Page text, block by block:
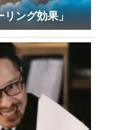
ング効果」